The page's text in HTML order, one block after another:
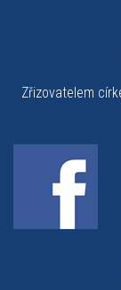
Zřizovatelem